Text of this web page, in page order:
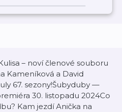
– noví členové souboru
Kameníková a David
67. sezony!Šubyduby —
30. listopadu 2024Co
Kam jezdí Anička na